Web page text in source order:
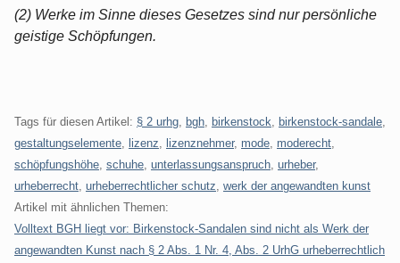
(2) Werke im Sinne dieses Gesetzes sind nur persönliche
geistige Schöpfungen.
Tags für diesen Artikel: § 2 urhg bgh birkenstock birkenstock-sandale
gestaltungselemente
lizenz lizenznehmer, mode moderecht
schöpfungshöhe schuhe unterlassungsanspruch urheber,
urheberrecht urheberrechtlicher schutz werk der angewandten kunst
Artikel mit ähnlichen Themen:
Volltext BGH liegt vor: Birkenstock-Sandalen sind nicht als Werk der
angewandten Kunst nach § 2 Abs. 1 Nr. 4, Abs. 2 UrhG urheberrechtlich